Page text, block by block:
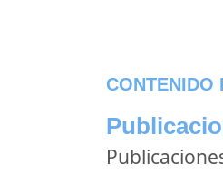
CONTENIDO